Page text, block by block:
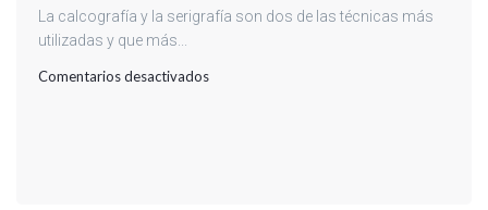
La calcografía y la serigrafía son dos de las técnicas más
utilizadas y que más...
Comentarios desactivadosen